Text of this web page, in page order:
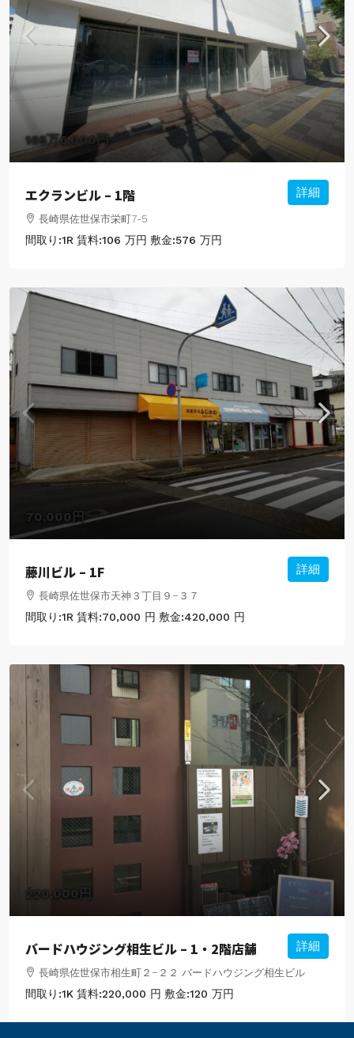
105万6,000円
エクランビル – 1階
長崎県佐世保市栄町7-5
間取り:1R 賃料:106 万円 敷金:576 万円
詳細
70,000円
藤川ビル – 1F
長崎県佐世保市天神３丁目９−３７
間取り:1R 賃料:70,000 円 敷金:420,000 円
詳細
220,000円
バードハウジング相生ビル – 1・2階店舗
長崎県佐世保市相生町２−２２ バードハウジング相生ビル
間取り:1K 賃料:220,000 円 敷金:120 万円
詳細